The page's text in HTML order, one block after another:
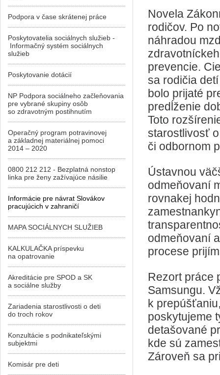
Novela
rodičov. Po
náhradou
prevencie.
sa rodičia
bolo prijaté
predĺženie
Toto
starostlivosť
či odbornom
Ústavnou
odmeňovaní
rovnakej
odmeňovaní
procese
Rezort práce
Samsungu.
k
poskytujeme
detašované
kde sú
Zároveň sa
Podpora v čase skrátenej práce
Poskytovatelia sociálnych služieb -
Informačný systém sociálnych
služieb
Poskytovanie dotácií
NP Podpora sociálneho začleňovania
pre vybrané skupiny osôb
so zdravotným postihnutím
Operačný program potravinovej
a základnej materiálnej pomoci
2014 – 2020
0800 212 212 - Bezplatná nonstop
linka pre ženy zažívajúce násilie
Informácie pre návrat Slovákov
pracujúcich v zahraničí
MAPA SOCIÁLNYCH SLUŽIEB
KALKULAČKA príspevku
na opatrovanie
Akreditácie pre SPOD a SK
a sociálne služby
Zariadenia starostlivosti o deti
do troch rokov
Konzultácie s podnikateľskými
subjektmi
Komisár pre deti